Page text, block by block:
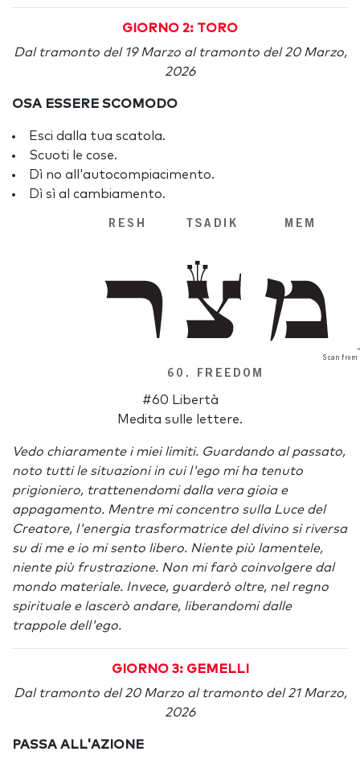
GIORNO 2: TORO
Dal tramonto del 19 Marzo al tramonto del 20 Marzo,
2026
OSA ESSERE SCOMODO
Esci dalla tua scatola.
Scuoti le cose.
Dì no all'autocompiacimento.
Dì sì al cambiamento.
#60 Libertà
Medita sulle lettere.
Vedo chiaramente i miei limiti. Guardando al passato,
noto tutti le situazioni in cui l'ego mi ha tenuto
prigioniero, trattenendomi dalla vera gioia e
appagamento. Mentre mi concentro sulla Luce del
Creatore, l'energia trasformatrice del divino si riversa
su di me e io mi sento libero. Niente più lamentele,
niente più frustrazione. Non mi farò coinvolgere dal
mondo materiale. Invece, guarderò oltre, nel regno
spirituale e lascerò andare, liberandomi dalle
trappole dell'ego.
GIORNO 3: GEMELLI
Dal tramonto del 20 Marzo al tramonto del 21 Marzo,
2026
PASSA ALL'AZIONE